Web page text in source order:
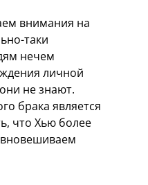
внимания на
таки
нечем
личной
не знают.
брака является
что Хью более